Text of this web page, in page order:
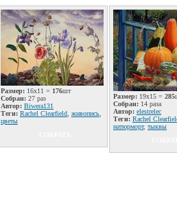
Размер: 16x11 = 176шт
Собран: 27 раз
Автор: Biwera131
Теги: Rachel Clearfield живопись
цветы
Размер: 19x15 = 285
Собран: 14 раза
Автор: elestrelec
Теги: Rachel
натюрморт, тыквы